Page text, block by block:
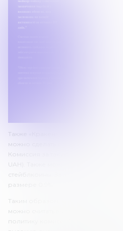
Также «Кракен» предлагает
можно сделать с помощью
Комиссия за такую операцию
UAH). Также можно совершить
стейблкоины. За это с трейдера
размере 0.9%.
Таким образом, комиссии
можно считать выгодными. Они
политику комиссий платформа